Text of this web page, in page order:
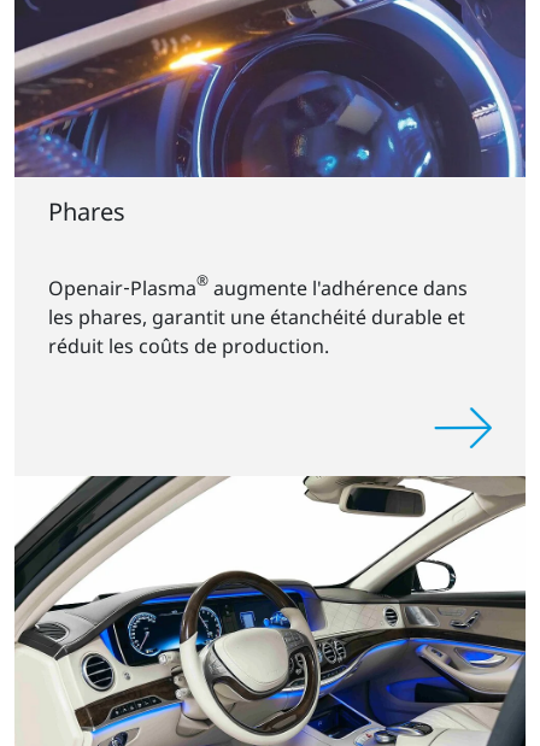
Phares
Openair‑Plasma® augmente l'adhérence dans
les phares, garantit une étanchéité durable et
réduit les coûts de production.